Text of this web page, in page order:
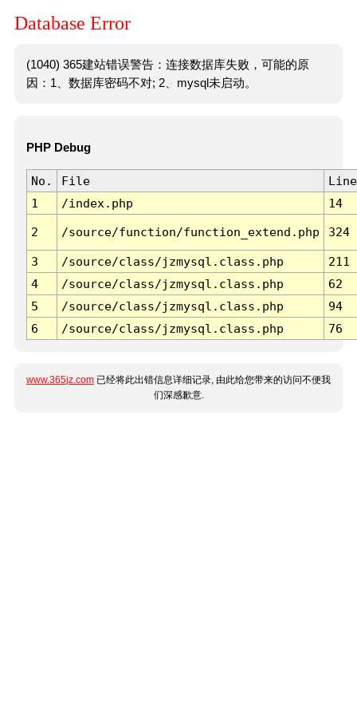
Database Error
(1040) 365建站错误警告：连接数据库失败，可能的原
因：1、数据库密码不对; 2、mysql未启动。
PHP Debug
No. File
Line
1
/index.php 14
2 /source/function/function_extend.php 324
3 /source/class/jzmysql.class.php
211
4
/source/class/jzmysql.class.php
62
5
/source/class/jzmysql.class.php
94
6
/source/class/jzmysql.class.php 76
www.365jz.com 已经将此出错信息详细记录, 由此给您带来的访问不便我
们深感歉意.